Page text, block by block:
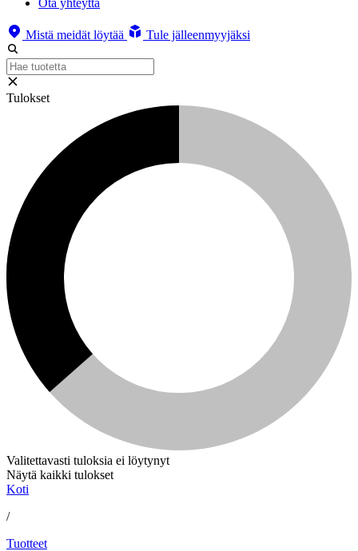
Ota yhteyttä
Mistä meidät löytää Tule jälleenmyyjäksi
Tulokset
Valitettavasti tuloksia ei löytynyt
Näytä kaikki tulokset
Koti
/
Tuotteet